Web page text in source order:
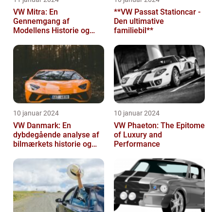
VW Mitra: En
Gennemgang af
Modellens Historie og
Bilentusiaster
**VW Passat Stationcar -
Den ultimative
familiebil**
10 januar 2024
VW Danmark: En
dybdegående analyse af
bilmærkets historie og
10 januar 2024
VW Phaeton: The Epitome
of Luxury and
Performance